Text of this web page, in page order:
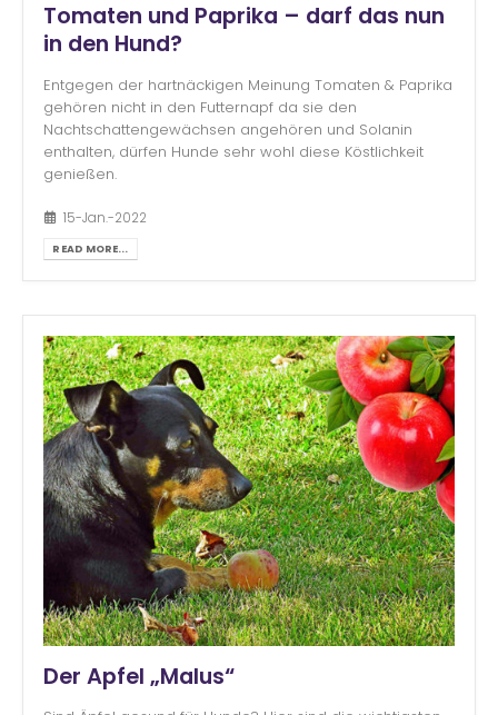
Tomaten und Paprika – darf das nun
in den Hund?
Entgegen der hartnäckigen Meinung Tomaten & Paprika
gehören nicht in den Futternapf da sie den
Nachtschattengewächsen angehören und Solanin
enthalten, dürfen Hunde sehr wohl diese Köstlichkeit
genießen.
15-Jan.-2022
READ MORE...
Der Apfel „Malus“